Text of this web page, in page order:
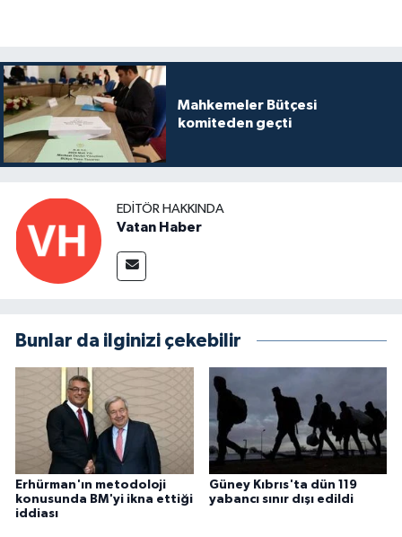
Mahkemeler Bütçesi
komiteden geçti
EDITÖR HAKKINDA
Vatan Haber
Bunlar da ilginizi çekebilir
Erhürman'ın metodoloji
konusunda BM'yi ikna ettiği
iddiası
Güney Kıbrıs'ta dün 119
yabancı sınır dışı edildi